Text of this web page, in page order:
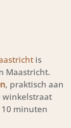
is
Maastricht.
, praktisch aan
winkelstraat
10 minuten